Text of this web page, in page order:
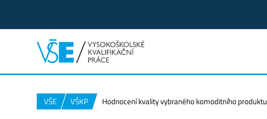
VŠE VŠKP Hodnocení kvality vybraného komoditního produktu